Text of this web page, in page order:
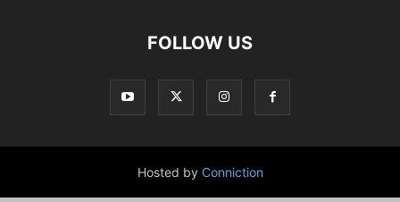
FOLLOW US
Hosted by Conniction